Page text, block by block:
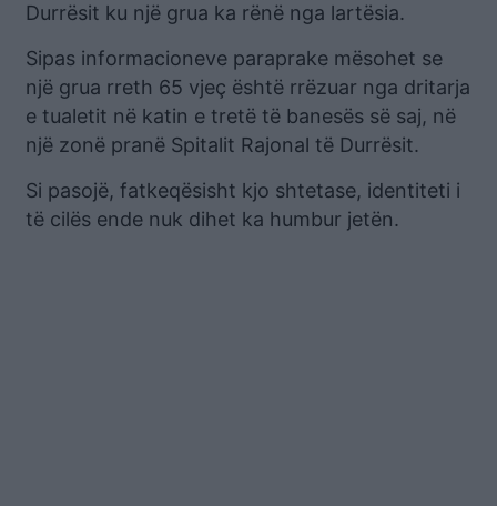
Durrësit ku një grua ka rënë nga lartësia.
Sipas informacioneve paraprake mësohet se
një grua rreth 65 vjeç është rrëzuar nga dritarja
e tualetit në katin e tretë të banesës së saj, në
një zonë pranë Spitalit Rajonal të Durrësit.
Si pasojë, fatkeqësisht kjo shtetase, identiteti i
të cilës ende nuk dihet ka humbur jetën.